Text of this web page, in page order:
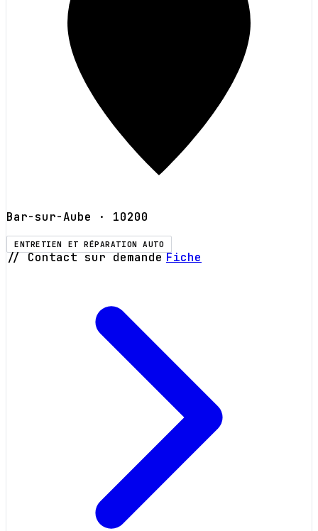
Bar-sur-Aube · 10200
ENTRETIEN ET RÉPARATION AUTO
// Contact sur demande Fiche